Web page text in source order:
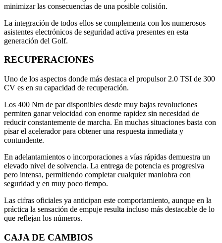
minimizar las consecuencias de una posible colisión.
La integración de todos ellos se complementa con los numerosos
asistentes electrónicos de seguridad activa presentes en esta
generación del Golf.
RECUPERACIONES
Uno de los aspectos donde más destaca el propulsor 2.0 TSI de 300
CV es en su capacidad de recuperación.
Los 400 Nm de par disponibles desde muy bajas revoluciones
permiten ganar velocidad con enorme rapidez sin necesidad de
reducir constantemente de marcha. En muchas situaciones basta con
pisar el acelerador para obtener una respuesta inmediata y
contundente.
En adelantamientos o incorporaciones a vías rápidas demuestra un
elevado nivel de solvencia. La entrega de potencia es progresiva
pero intensa, permitiendo completar cualquier maniobra con
seguridad y en muy poco tiempo.
Las cifras oficiales ya anticipan este comportamiento, aunque en la
práctica la sensación de empuje resulta incluso más destacable de lo
que reflejan los números.
CAJA DE CAMBIOS